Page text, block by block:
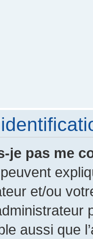
je pas me
et/ou
aussi que